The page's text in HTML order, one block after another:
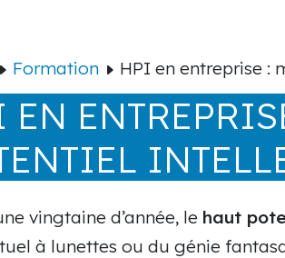
Formation HPI en entreprise :
EN
vingtaine d’année, le haut
à lunettes ou du génie